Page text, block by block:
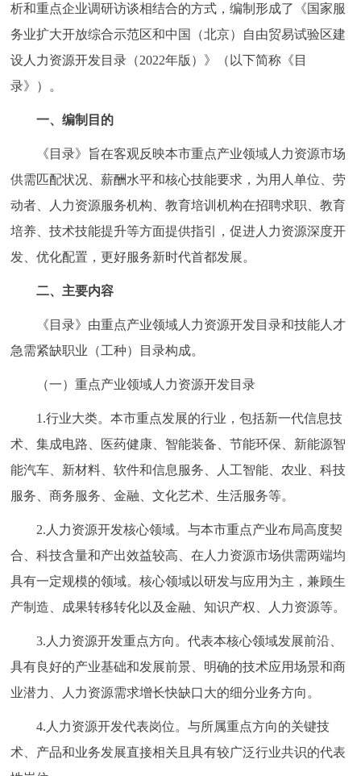
ITALIANO
析和重点企业调研访谈相结合的方式，编制形成了《国家服
务业扩大开放综合示范区和中国（北京）自由贸易试验区建
设人力资源开发目录（2022年版）》（以下简称《目
录》）。
一、编制目的
《目录》旨在客观反映本市重点产业领域人力资源市场
供需匹配状况、薪酬水平和核心技能要求，为用人单位、劳
动者、人力资源服务机构、教育培训机构在招聘求职、教育
培养、技术技能提升等方面提供指引，促进人力资源深度开
发、优化配置，更好服务新时代首都发展。
二、主要内容
《目录》由重点产业领域人力资源开发目录和技能人才
急需紧缺职业（工种）目录构成。
（一）重点产业领域人力资源开发目录
1.行业大类。本市重点发展的行业，包括新一代信息技
术、集成电路、医药健康、智能装备、节能环保、新能源智
能汽车、新材料、软件和信息服务、人工智能、农业、科技
服务、商务服务、金融、文化艺术、生活服务等。
2.人力资源开发核心领域。与本市重点产业布局高度契
合、科技含量和产出效益较高、在人力资源市场供需两端均
具有一定规模的领域。核心领域以研发与应用为主，兼顾生
产制造、成果转移转化以及金融、知识产权、人力资源等。
3.人力资源开发重点方向。代表本核心领域发展前沿、
具有良好的产业基础和发展前景、明确的技术应用场景和商
业潜力、人力资源需求增长快缺口大的细分业务方向。
4.人力资源开发代表岗位。与所属重点方向的关键技
术、产品和业务发展直接相关且具有较广泛行业共识的代表